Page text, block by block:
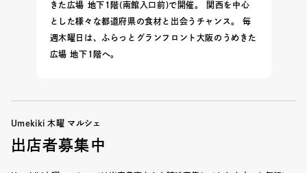
きた広場 地下1階(南館入口前)で開催。 関西を中心
とした様々な都道府県の食材と出会うチャンス。 毎
週木曜日は、ふらっとグランフロント大阪のうめきた
広場 地下1階へ。
Umekiki 木曜 マルシェ
出店者募集中